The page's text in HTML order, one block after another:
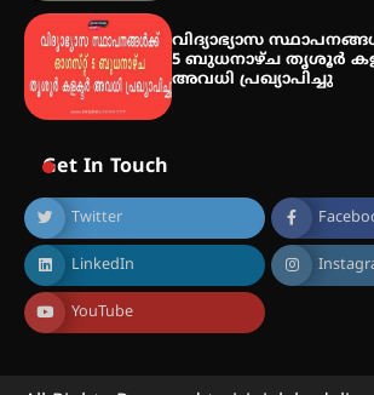
വിദ്യാഭ്യാസ
5 ബുധനാഴ്ച തൃശൂർ
അവധി പ്രഖ്യാപിച്ചു
Get In Touch
Twitter
LinkedIn
YouTube